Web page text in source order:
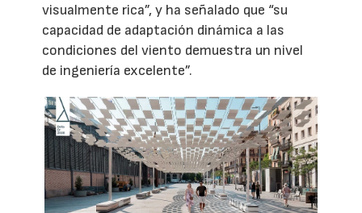
visualmente rica”, y ha señalado que “su
capacidad de adaptación dinámica a las
condiciones del viento demuestra un nivel
de ingeniería excelente”.